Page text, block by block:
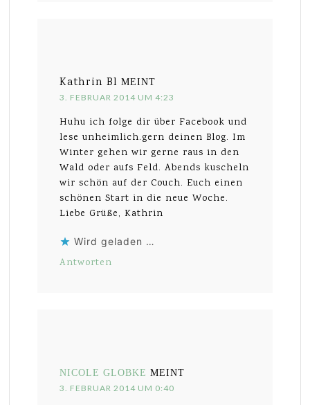
Kathrin Bl MEINT
3. FEBRUAR 2014 UM 4:23
Huhu ich folge dir über Facebook und
lese unheimlich.gern deinen Blog. Im
Winter gehen wir gerne raus in den
Wald oder aufs Feld. Abends kuscheln
wir schön auf der Couch. Euch einen
schönen Start in die neue Woche.
Liebe Grüße, Kathrin
Wird geladen …
Antworten
NICOLE GLOBKE MEINT
3. FEBRUAR 2014 UM 0:40